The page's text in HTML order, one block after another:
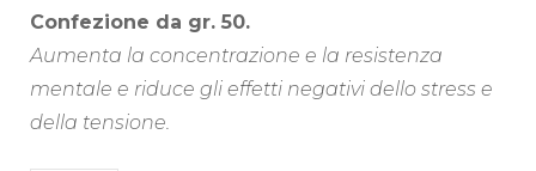
Confezione da gr. 50.
Aumenta la concentrazione e la resistenza
mentale e riduce gli effetti negativi dello stress e
della tensione.